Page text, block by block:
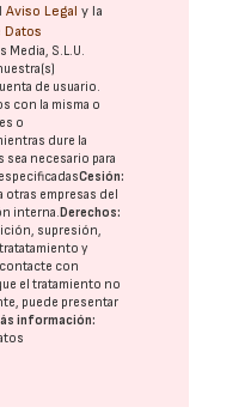
Aviso Legal y la
Datos
Media, S.L.U.
de usuario.
con la misma o
o
dure la
necesario para
Cesión:
otras empresas del
interna.Derechos:
supresión,
y
contacte con
el tratamiento no
puede presentar
información: